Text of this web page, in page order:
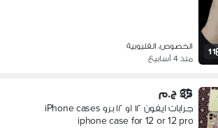
11
الخصوص، القليوبية
منذ 4 أسابيع
35 ج.م
جرابات ايفون ١٢ او ١٢ برو iPhone cases
iphone case for 12 or 12 pro